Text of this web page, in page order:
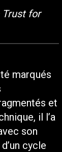
Trust for
marqués
et
il l’a
son
cycle